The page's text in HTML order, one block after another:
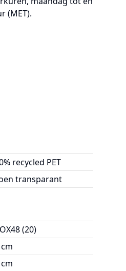
(MET).
recycled PET
transparant
(20)